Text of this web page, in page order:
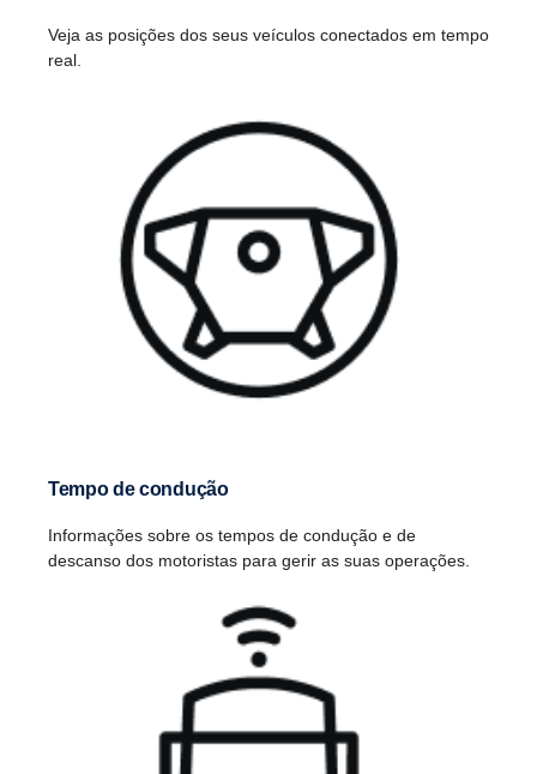
Veja as posições dos seus veículos conectados em tempo
real.
Tempo de condução
Informações sobre os tempos de condução e de
descanso dos motoristas para gerir as suas operações.